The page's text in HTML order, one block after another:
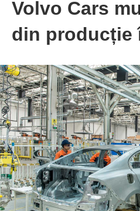
Volvo Cars
din producție